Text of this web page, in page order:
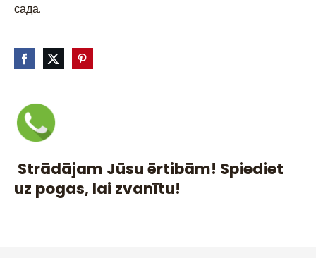
Strādājam Jūsu ērtibām! Spiediet
uz pogas, lai zvanītu!
сада.